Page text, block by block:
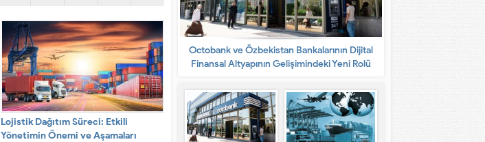
Lojistik Dağıtım Süreci: Etkili
Yönetimin Önemi ve Aşamaları
Octobank ve Özbekistan Bankalarının Dijital
Finansal Altyapının Gelişimindeki Yeni Rolü